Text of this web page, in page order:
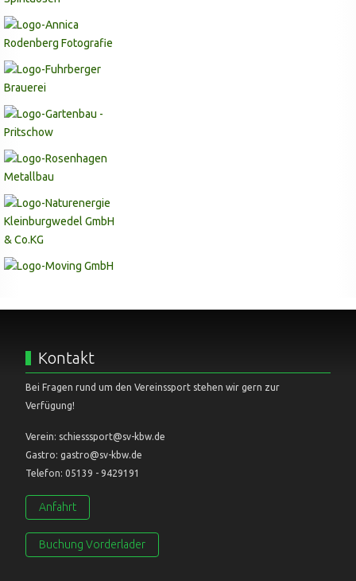
Kontakt
Bei Fragen rund um den Vereinssport stehen wir gern zur
Verfügung!
Verein: schiesssport@sv-kbw.de
Gastro: gastro@sv-kbw.de
Telefon: 05139 - 9429191
Anfahrt
Buchung Vorderlader